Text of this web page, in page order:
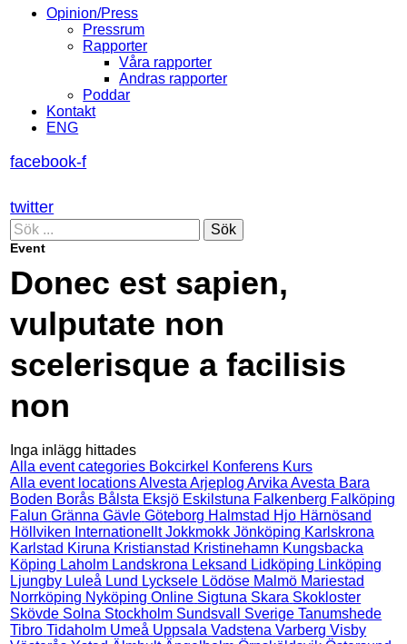
Opinion/Press
Pressrum
Rapporter
Våra rapporter
Andras rapporter
Poddar
Kontakt
ENG
facebook-f
twitter
Sök
Event
Donec est sapien,
vulputate non
scelerisque a facilisis
non
Inga inlägg hittades
Alla event categories Bokcirkel Konferens Kurs
Alla event locationsAlvesta Arjeplog Arvika Avesta Bara
Boden Borås Bålsta Eksjö Eskilstuna Falkenberg Falköping
Falun Gränna Gävle Göteborg Halmstad Hjo Härnösand
Höllviken Internationellt Jokkmokk Jönköping Karlskrona
Karlstad Kiruna Kristianstad Kristinehamn Kungsbacka
Köping Laholm Landskrona Leksand Lidköping Linköping
Ljungby Luleå Lund Lycksele Lödöse Malmö Mariestad
Norrköping Nyköping Online Sigtuna Skara Skokloster
Skövde Solna Stockholm Sundsvall Sverige Tanumshede
Tibro Tidaholm Umeå Uppsala Vadstena Varberg Visby